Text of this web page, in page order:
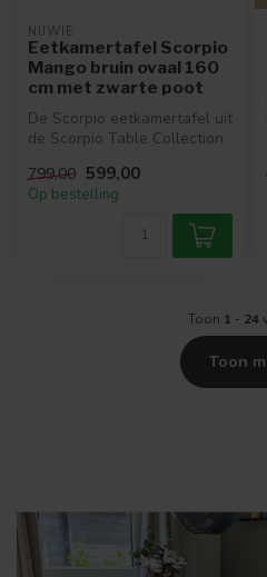
NIJWIE
Eetkamertafel Scorpio
Mango bruin ovaal 160
cm met zwarte poot
De Scorpio eetkamertafel uit
de Scorpio Table Collection
799,00 599,00
Op bestelling
Toon 1 - 24
Toon